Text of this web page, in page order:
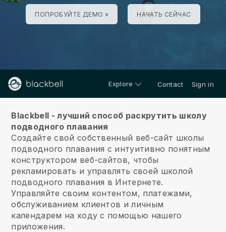
ПОПРОБУЙТЕ ДЕМО » НАЧАТЬ СЕЙЧАС
Explore Contact Sign in
Blackbell - лучший способ раскрутить школу
подводного плавания
Создайте свой собственный веб-сайт школы
подводного плавания с интуитивно понятным
конструктором веб-сайтов, чтобы
рекламировать и управлять своей школой
подводного плавания в Интернете.
Управляйте своим контентом, платежами,
обслуживанием клиентов и личным
календарем на ходу с помощью нашего
приложения.